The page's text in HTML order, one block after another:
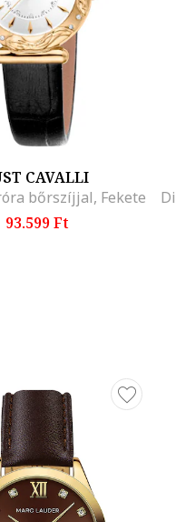
CAVALLI
bőrszíjjal, Fekete
93.599 Ft